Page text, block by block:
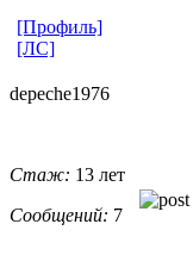
[Профиль]
[ЛС]
depeche1976
Стаж: 13 лет
Сообщений: 7